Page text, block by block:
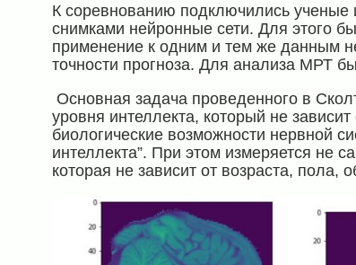
К соревнованию подключились
снимками нейронные сети. Для этого
применение к одним и тем же данным
точности прогноза. Для анализа МРТ
Основная задача проведенного в
уровня интеллекта, который не
биологические возможности нервной
интеллекта”. При этом измеряется не
которая не зависит от возраста, пола,